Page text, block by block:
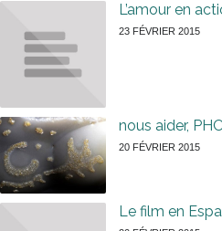
L’amour en
23 FÉVRIER 2015
nous aider,
20 FÉVRIER 2015
Le film en